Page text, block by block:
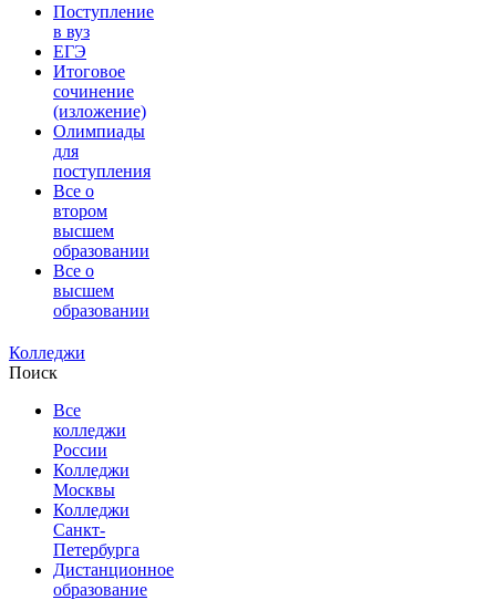
Поступление
в вуз
ЕГЭ
Итоговое
сочинение
(изложение)
Олимпиады
для
поступления
Все о
втором
высшем
образовании
Все о
высшем
образовании
Колледжи
Поиск
Все
колледжи
России
Колледжи
Москвы
Колледжи
Санкт-
Петербурга
Дистанционное
образование